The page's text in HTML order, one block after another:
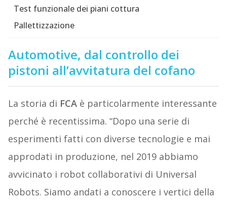
Test funzionale dei piani cottura
Pallettizzazione
Automotive, dal controllo dei
pistoni all’avvitatura del cofano
La storia di FCAè particolarmente interessante
perché è recentissima. “Dopo una serie di
esperimenti fatti con diverse tecnologie e mai
approdati in produzione, nel 2019 abbiamo
avvicinato i robot collaborativi di Universal
Robots. Siamo andati a conoscere i vertici della